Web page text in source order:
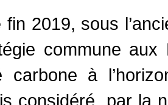
fin 2019, sous
commune aux
carbone à
considéré, par la